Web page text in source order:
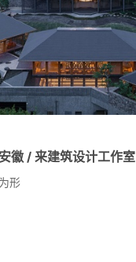
徽 / 来建筑设计工作室
形